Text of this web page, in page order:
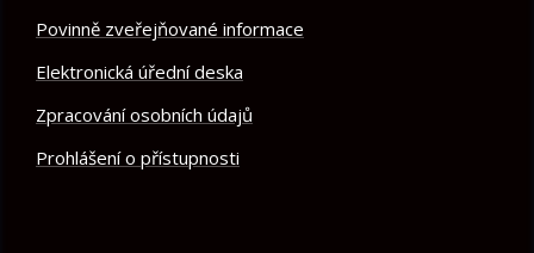
Povinně zveřejňované informace
Elektronická úřední deska
Zpracování osobních údajů
Prohlášení o přístupnosti